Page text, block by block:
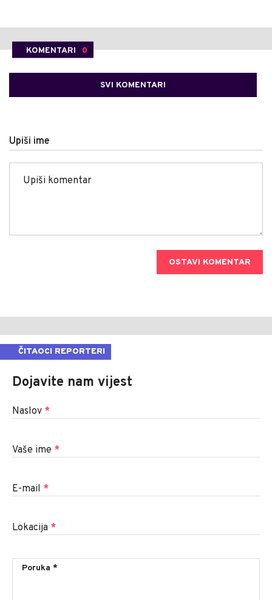
KOMENTARI 0
SVI KOMENTARI
Upiši ime
OSTAVI KOMENTAR
ČITAOCI REPORTERI
Dojavite nam vijest
Naslov *
Vaše ime *
E-mail *
Lokacija *